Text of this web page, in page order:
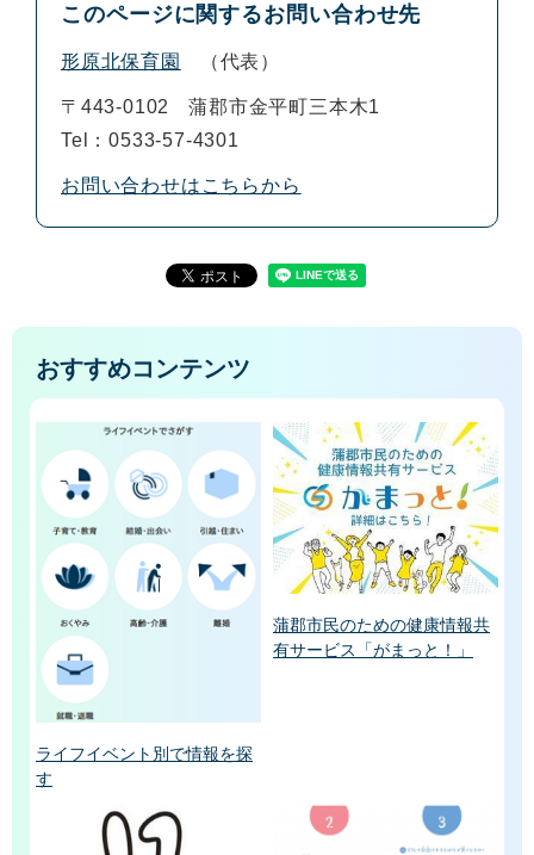
このページに関するお問い合わせ先
形原北保育園 代表
〒443-0102
蒲郡市金平町三本木1
Tel：0533-57-4301
お問い合わせはこちらから
おすすめコンテンツ
ライフイベント別で情報を探
す
蒲郡市民のための健康情報共
有サービス「がまっと！」